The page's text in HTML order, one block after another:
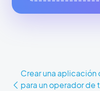
Crear una
para un operador de